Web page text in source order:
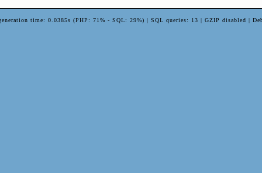
time: 0.0385s (PHP: 71% - SQL: 29%) | SQL queries: 13 | GZIP disabled |